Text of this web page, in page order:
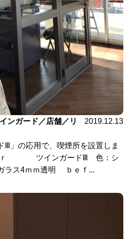
ンガード／店舗／リ
2019.12.13
Ⅲ」の応用で、喫煙所を設置しま
ｒ ツインガードⅢ 色：シ
ラス4ｍｍ透明 ｂｅｆ...